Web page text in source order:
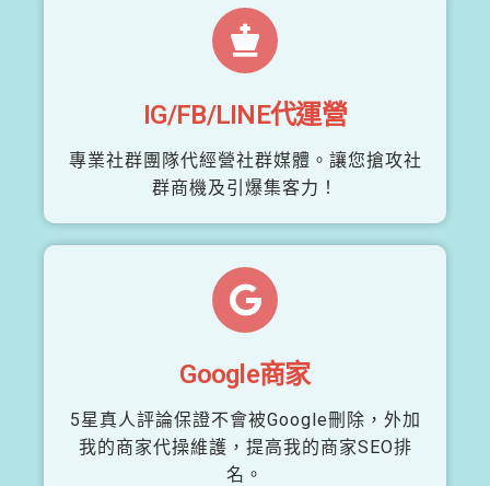
IG/FB/LINE代運營
專業社群團隊代經營社群媒體。讓您搶攻社
群商機及引爆集客力！
Google商家
5星真人評論保證不會被Google刪除，外加
我的商家代操維護，提高我的商家SEO排
名。